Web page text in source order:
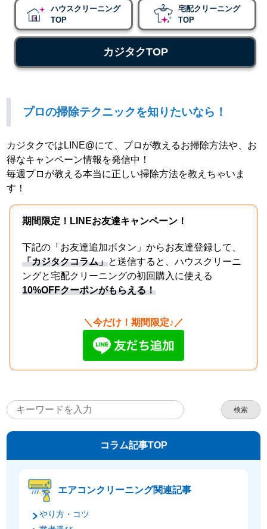
ハウスクリーニング
TOP
宅配クリーニング
TOP
カジタクTOP
プロの掃除テクニックを知りたいなら！
カジタクではLINE@にて、プロが教えるお掃除方法や、お
得なキャンペーン情報を発信中！
毎週プロが教える本当に正しい掃除方法を教えちゃいま
す！
期間限定！LINEお友達キャンペーン！
下記の「お友達追加ボタン」からお友達登録して、
「カジタクコラム」と送信すると、ハウスクリーニ
ングと宅配クリーニングの初回購入に使える
10%OFFクーポンがもらえる！
＼今だけ！期間限定♪／
検索
コラム記事TOP
エアコンクリーニング関連記事
やり方・コツ